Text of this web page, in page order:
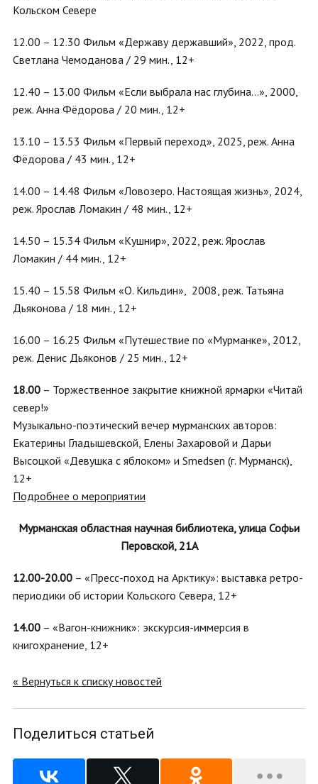
Кольском Севере
12.00 – 12.30 Фильм «Державу державший», 2022, прод.
Светлана Чемоданова / 29 мин., 12+
12.40 – 13.00 Фильм «Если выбрала нас глубина…», 2000,
реж. Анна Фёдорова / 20 мин., 12+
13.10 – 13.53 Фильм «Первый переход», 2025, реж. Анна
Фёдорова / 43 мин., 12+
14.00 – 14.48 Фильм «Ловозеро. Настоящая жизнь», 2024,
реж. Ярослав Ломакин / 48 мин., 12+
14.50 – 15.34 Фильм «Кушнир», 2022, реж. Ярослав
Ломакин / 44 мин., 12+
15.40 – 15.58 Фильм «О. Кильдин», 2008, реж. Татьяна
Дьяконова / 18 мин., 12+
16.00 – 16.25 Фильм «Путешествие по «Мурманке», 2012,
реж. Денис Дьяконов / 25 мин., 12+
18.00 – Торжественное закрытие книжной ярмарки «Читай
север!»
Музыкально-поэтический вечер мурманских авторов:
Екатерины Гладышевской, Елены Захаровой и Дарьи
Высоцкой «Девушка с яблоком» и Smedsen (г. Мурманск),
12+
Подробнее о мероприятии
Мурманская областная научная библиотека, улица Софьи
Перовской, 21А
12.00-20.00 – «Пресс-поход на Арктику»: выставка ретро-
периодики об истории Кольского Севера, 12+
14.00 – «Вагон-книжник»: экскурсия-иммерсия в
книгохранение, 12+
« Вернуться к списку новостей
Поделиться статьей